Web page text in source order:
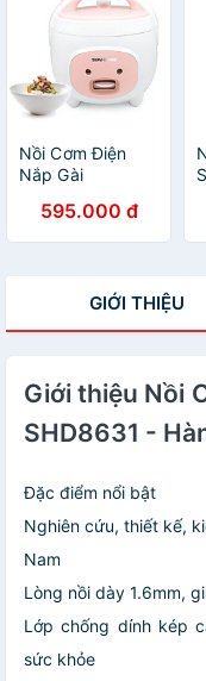
Nồi Cơm Điện
Nắp Gài
SHD8217W (1.2L)
- Hàng chính
595.000 đ
GIỚI THIỆU
Giới thiệu Nồi
SHD8631 -
Đặc điểm nổi bật
Nghiên cứu, thiết kế,
Nam
Lòng nồi dày 1.6mm,
Lớp chống dính kép
sức khỏe